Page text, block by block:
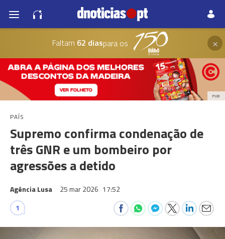
Faltam 62 diaspara os ×
PUB
PAÍS
Supremo confirma condenação de
três GNR e um bombeiro por
agressões a detido
Agência Lusa 25 mar 2026 17:52
1